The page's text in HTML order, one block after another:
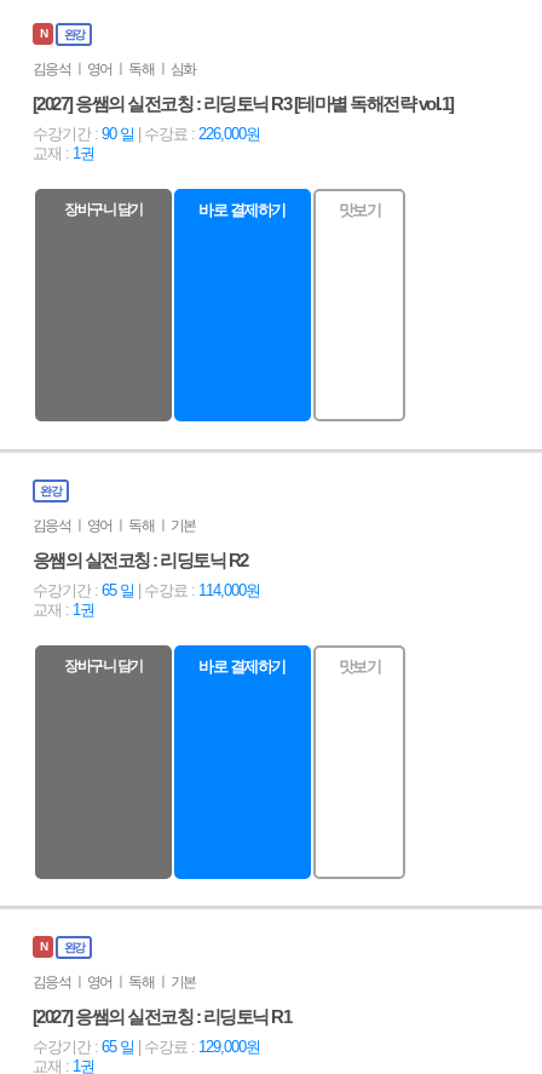
N 완강
김응석 ㅣ 영어 ㅣ 독해 ㅣ 심화
[2027] 응쌤의 실전코칭 : 리딩토닉 R3 [테마별 독해전략 vol.1]
수강기간 : 90 일 | 수강료 : 226,000원
교재 : 1권
장바구니 담기 바로 결제하기 맛보기
완강
김응석 ㅣ 영어 ㅣ 독해 ㅣ 기본
응쌤의 실전코칭 : 리딩토닉 R2
수강기간 : 65 일 | 수강료 : 114,000원
교재 : 1권
장바구니 담기 바로 결제하기 맛보기
N 완강
김응석 ㅣ 영어 ㅣ 독해 ㅣ 기본
[2027] 응쌤의 실전코칭 : 리딩토닉 R1
수강기간 : 65 일 | 수강료 : 129,000원
교재 : 1권